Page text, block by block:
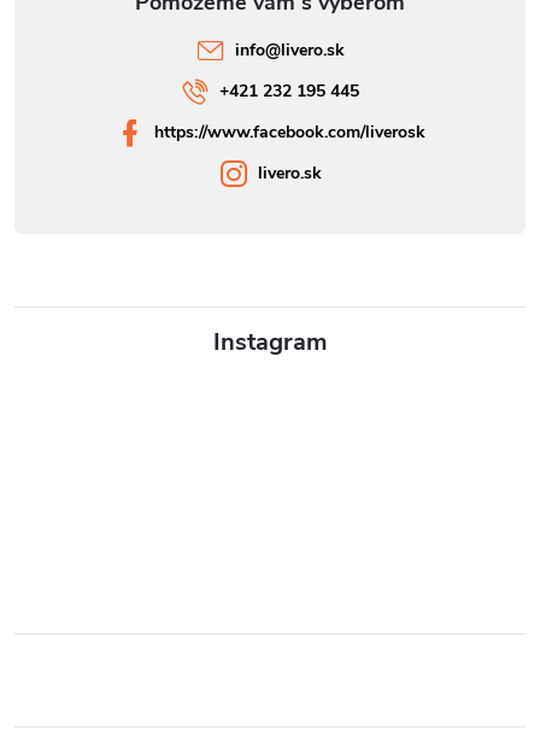
Instagram
info@livero.sk
+421 232 195 445
https://www.facebook.com/liverosk
livero.sk